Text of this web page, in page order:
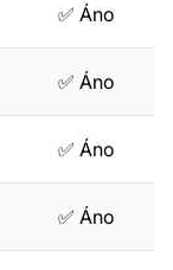
✅ Áno
✅ Áno
✅ Áno
✅ Áno